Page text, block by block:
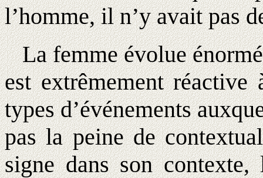
l’homme, il n’y avait pas
La femme évolue
est extrêmement réactive
types d’événements
pas la peine de
signe dans son